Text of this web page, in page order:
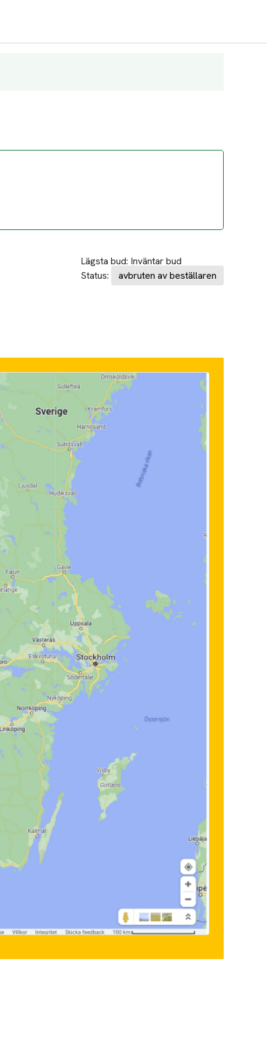
Lägsta bud: Inväntar bud
Status:
avbruten av beställaren